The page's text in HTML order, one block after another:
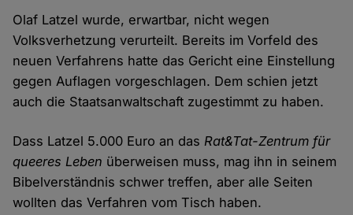
Olaf Latzel wurde, erwartbar, nicht wegen
Volksverhetzung verurteilt. Bereits im Vorfeld des
neuen Verfahrens hatte das Gericht eine Einstellung
gegen Auflagen vorgeschlagen. Dem schien jetzt
auch die Staatsanwaltschaft zugestimmt zu haben.
Dass Latzel 5.000 Euro an dasRat&Tat-Zentrum für
queeres Leben überweisen muss, mag ihn in seinem
Bibelverständnis schwer treffen, aber alle Seiten
wollten das Verfahren vom Tisch haben.